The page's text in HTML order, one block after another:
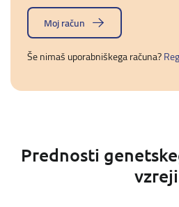
Moj račun
Še nimaš uporabniškega računa?
Prednosti
vzreji